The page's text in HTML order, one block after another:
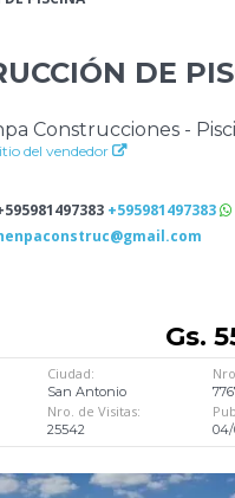
DE
Construcciones -
del vendedor
+595981497383
Gs.
Ciudad:
San Antonio
Nro. de Visitas:
25542 04/